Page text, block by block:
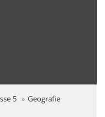
5
Geografie